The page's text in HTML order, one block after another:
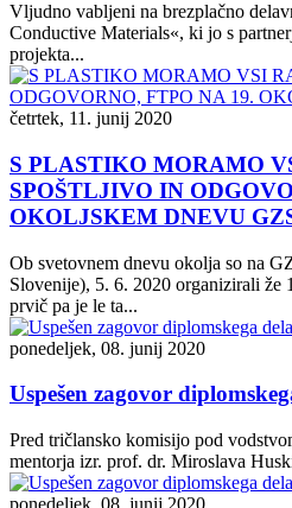
Vljudno vabljeni na brezplačno
Conductive Materials«, ki jo s
projekta...
četrtek, 11. junij 2020
S PLASTIKO MORAMO
SPOŠTLJIVO IN
OKOLJSKEM DNEVU
Ob svetovnem dnevu okolja so na
Slovenije), 5. 6. 2020 organizirali že
prvič pa je le ta...
ponedeljek, 08. junij 2020
Uspešen zagovor
Pred tričlansko komisijo pod
mentorja izr. prof. dr. Miroslava